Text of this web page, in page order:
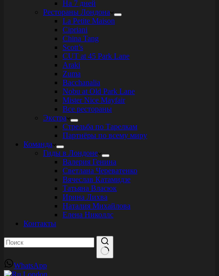
На 7 дней
Рестораны Лондона
La Petite Maison
Cipriani
China Tang
Scott’s
CUT at 45 Park Lane
Araki
Zuma
Bacchanalia
Nobu at Old Park Lane
Mister Nice Mayfair
Все рестораны
Экстра
Стрельба по Тарелкам
Партнёры по всему миру
Команда
Гиды в Лондоне
Валерия Генина
Светлана Череватенко
Вячеслав Катамидзе
Татьяна Власюк
Ирина Лихва
Наталия Михайлова
Елена Николлс
Контакты
Ничего
не
WhatsApp